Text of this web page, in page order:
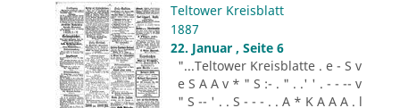
Teltower Kreisblatt
1887
22. Januar , Seite 6
"...Teltower Kreisblatte . e - S v
e S A A v * " S :- . " . .' ' . - - -- v
" S -- ' . . S - - - . . A * K A A A . l